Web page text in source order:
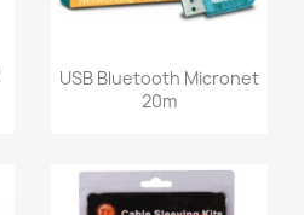
USB Bluetooth Micronet
20m